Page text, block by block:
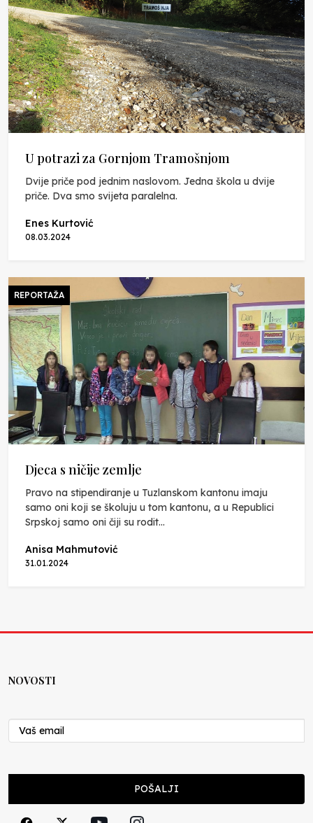
U potrazi za Gornjom Tramošnjom
Dvije priče pod jednim naslovom. Jedna škola u dvije
priče. Dva smo svijeta paralelna.
Enes Kurtović
08.03.2024
REPORTAŽA
Djeca s ničije zemlje
Pravo na stipendiranje u Tuzlanskom kantonu imaju
samo oni koji se školuju u tom kantonu, a u Republici
Srpskoj samo oni čiji su rodit...
Anisa Mahmutović
31.01.2024
NOVOSTI
POŠALJI